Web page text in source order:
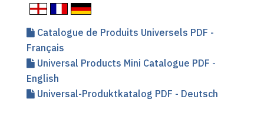
Catalogue de Produits Universels PDF -
Français
Universal Products Mini Catalogue PDF -
English
Universal-Produktkatalog PDF - Deutsch